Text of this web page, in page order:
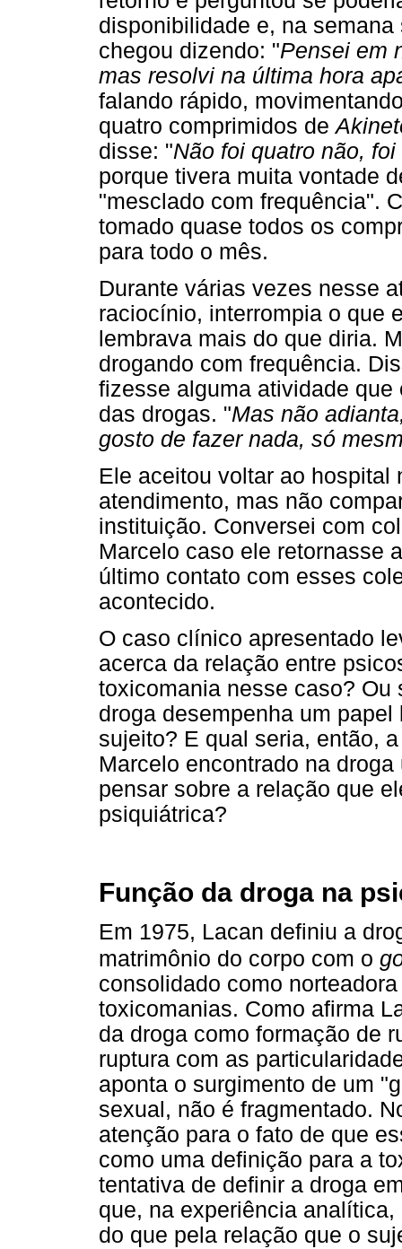
disponibilidade e, na
chegou dizendo: "Pensei em
mas resolvi na última hora
falando rápido,
quatro comprimidos de
disse: "Não foi quatro não, foi
porque tivera muita vontade
"mesclado com frequência".
tomado quase todos os
para todo o mês.
Durante várias vezes nesse
raciocínio, interrompia o que
lembrava mais do que diria.
drogando com frequência.
fizesse alguma atividade
das drogas. "Mas não
gosto de fazer nada, só
Ele aceitou voltar ao hospital
atendimento, mas não
instituição. Conversei com
Marcelo caso ele retornasse
último contato com esses
acontecido.
O caso clínico apresentado
acerca da relação entre
toxicomania nesse caso? Ou
droga desempenha um
sujeito? E qual seria, então,
Marcelo encontrado na
pensar sobre a relação que
psiquiátrica?
Função da droga na
Em 1975, Lacan definiu a
matrimônio do corpo com o
consolidado como
toxicomanias. Como afirma
da droga como formação de
ruptura com as
aponta o surgimento de um
sexual, não é fragmentado.
atenção para o fato de que
como uma definição para a
tentativa de definir a droga
que, na experiência
do que pela relação que o